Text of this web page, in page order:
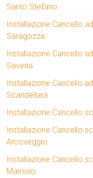
Santo Stefano
Installazione Cancello
Saragozza
Installazione Cancello
Savena
Installazione Cancello
Scandellara
Installazione Cancello
Installazione Cancello
Arcoveggio
Installazione Cancello
Mamolo